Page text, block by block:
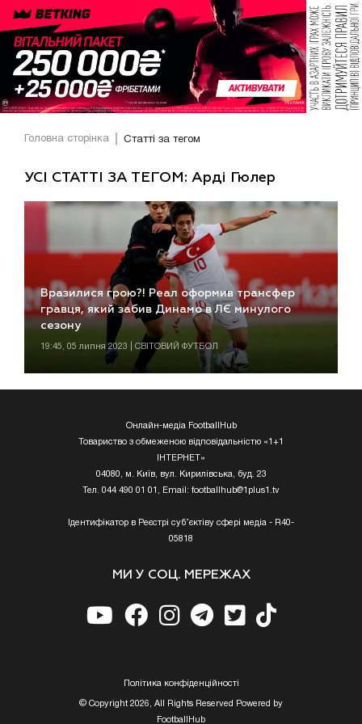
Головна сторінка Статті за тегом
УСІ СТАТТІ ЗА ТЕГОМ: Арді Гюлер
Вразилися грою?! Реал оформив трансфер
гравця, який забив Динамо в ЛЄ минулого
сезону
19:45, 05 липня 2023 | СВІТОВИЙ ФУТБОЛ
Онлайн-медіа FootballHub
Товариство з обмеженою відповідальністю «1+1
ІНТЕРНЕТ»
04080, м. Київ, вул. Кирилівська, буд. 23
Тел. 044 490 01 01, Email: footballhub@1plus1.tv
Ідентифікатор в Реєстрі суб’єктіву сфері медіа - R40-
05818
МИ У СОЦ. МЕРЕЖАХ
Полiтика конфiденцiйностi
© Copyright 2026, All Rights Reserved Powered by
FootballHub